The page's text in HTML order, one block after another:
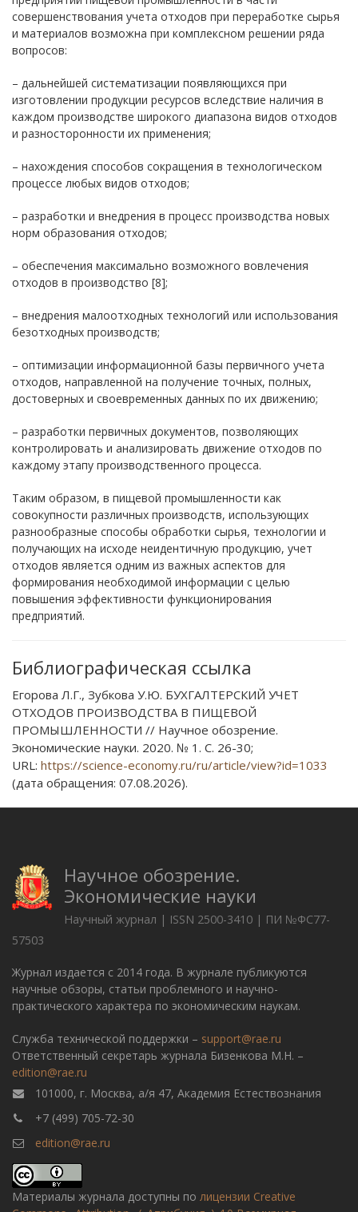
совершенствования учета отходов при переработке сырья
и материалов возможна при комплексном решении ряда
вопросов:
– дальнейшей систематизации появляющихся при
изготовлении продукции ресурсов вследствие наличия в
каждом производстве широкого диапазона видов отходов
и разносторонности их применения;
– нахождения способов сокращения в технологическом
процессе любых видов отходов;
– разработки и внедрения в процесс производства новых
норм образования отходов;
– обеспечения максимально возможного вовлечения
отходов в производство [8];
– внедрения малоотходных технологий или использования
безотходных производств;
– оптимизации информационной базы первичного учета
отходов, направленной на получение точных, полных,
достоверных и своевременных данных по их движению;
– разработки первичных документов, позволяющих
контролировать и анализировать движение отходов по
каждому этапу производственного процесса.
Таким образом, в пищевой промышленности как
совокупности различных производств, использующих
разнообразные способы обработки сырья, технологии и
получающих на исходе неидентичную продукцию, учет
отходов является одним из важных аспектов для
формирования необходимой информации с целью
повышения эффективности функционирования
предприятий.
Библиографическая ссылка
Егорова Л.Г., Зубкова У.Ю. БУХГАЛТЕРСКИЙ УЧЕТ
ОТХОДОВ ПРОИЗВОДСТВА В ПИЩЕВОЙ
ПРОМЫШЛЕННОСТИ // Научное обозрение.
Экономические науки. 2020. № 1. С. 26-30;
URL: https://science-economy.ru/ru/article/view?id=1033
(дата обращения: 07.08.2026).
Научное обозрение.
Экономические науки
Научный журнал | ISSN 2500-3410 | ПИ №ФС77-
57503
Журнал издается с 2014 года. В журнале публикуются
научные обзоры, статьи проблемного и научно-
практического характера по экономическим наукам.
Служба технической поддержки – support@rae.ru
Ответственный секретарь журнала Бизенкова М.Н. –
edition@rae.ru
101000, г. Москва, а/я 47, Академия Естествознания
+7 (499) 705-72-30
edition@rae.ru
Материалы журнала доступны по лицензии Creative